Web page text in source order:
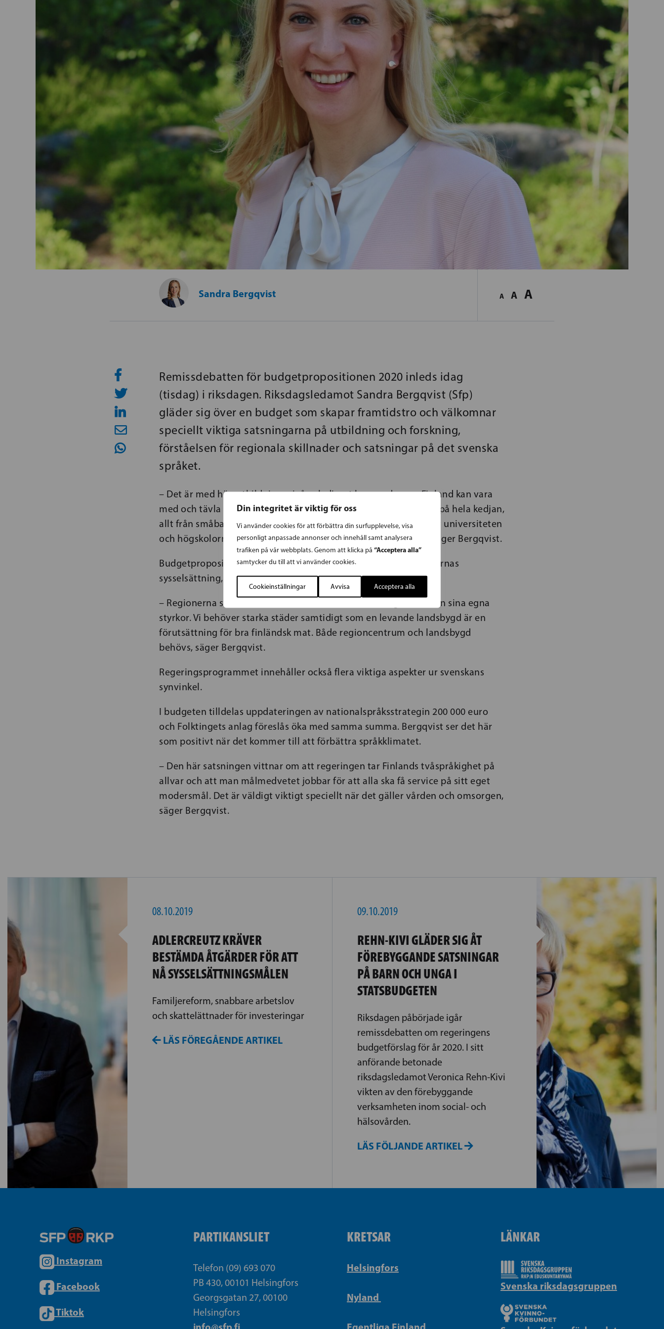
Din integritet är viktig för oss
Vi använder cookies för att förbättra din surfupplevelse, visa
personligt anpassade annonser och innehåll samt analysera
trafiken på vår webbplats. Genom att klicka på “Acceptera alla”
samtycker du till att vi använder cookies.
Cookieinställningar Avvisa Acceptera alla
Sandra Bergqvist A A A
Remissdebatten för budgetpropositionen 2020 inleds idag
(tisdag) i riksdagen. Riksdagsledamot Sandra Bergqvist (Sfp)
gläder sig över en budget som skapar framtidstro och välkomnar
speciellt viktiga satsningarna på utbildning och forskning,
förståelsen för regionala skillnader och satsningar på det svenska
språket.
– Det är med hög utbildningsnivå och digert kunnande som Finland kan vara
med och tävla på den globala marknaden. Regeringen satsar nu på hela kedjan,
allt från småbarnspedagogik till forskning och det gläder mig att universiteten
och högskolorna nu får den finansiering de verkligen behöver, säger Bergqvist.
Budgetpropositionen innehåller betydliga satsningar på regionernas
sysselsättning, tillväxt och utveckling.
– Regionerna ser olika ut och de måste få utvecklas utgående från sina egna
styrkor. Vi behöver starka städer samtidigt som en levande landsbygd är en
förutsättning för bra finländsk mat. Både regioncentrum och landsbygd
behövs, säger Bergqvist.
Regeringsprogrammet innehåller också flera viktiga aspekter ur svenskans
synvinkel.
I budgeten tilldelas uppdateringen av nationalspråksstrategin 200 000 euro
och Folktingets anlag föreslås öka med samma summa. Bergqvist ser det här
som positivt när det kommer till att förbättra språkklimatet.
– Den här satsningen vittnar om att regeringen tar Finlands tvåspråkighet på
allvar och att man målmedvetet jobbar för att alla ska få service på sitt eget
modersmål. Det är väldigt viktigt speciellt när det gäller vården och omsorgen,
säger Bergqvist.
08.10.2019
ADLERCREUTZ KRÄVER
BESTÄMDA ÅTGÄRDER FÖR ATT
NÅ SYSSELSÄTTNINGSMÅLEN
Familjereform, snabbare arbetslov
och skattelättnader för investeringar
LÄS FÖREGÅENDE ARTIKEL
09.10.2019
REHN-KIVI GLÄDER SIG ÅT
FÖREBYGGANDE SATSNINGAR
PÅ BARN OCH UNGA I
STATSBUDGETEN
Riksdagen påbörjade igår
remissdebatten om regeringens
budgetförslag för år 2020. I sitt
anförande betonade
riksdagsledamot Veronica Rehn-Kivi
vikten av den förebyggande
verksamheten inom social- och
hälsovården.
LÄS FÖLJANDE ARTIKEL
Instagram
Facebook
Tiktok
PARTIKANSLIET
Telefon (09) 693 070
PB 430, 00101 Helsingfors
Georgsgatan 27, 00100
Helsingfors
KRETSAR
Helsingfors
Nyland
LÄNKAR
Svenska riksdagsgruppen